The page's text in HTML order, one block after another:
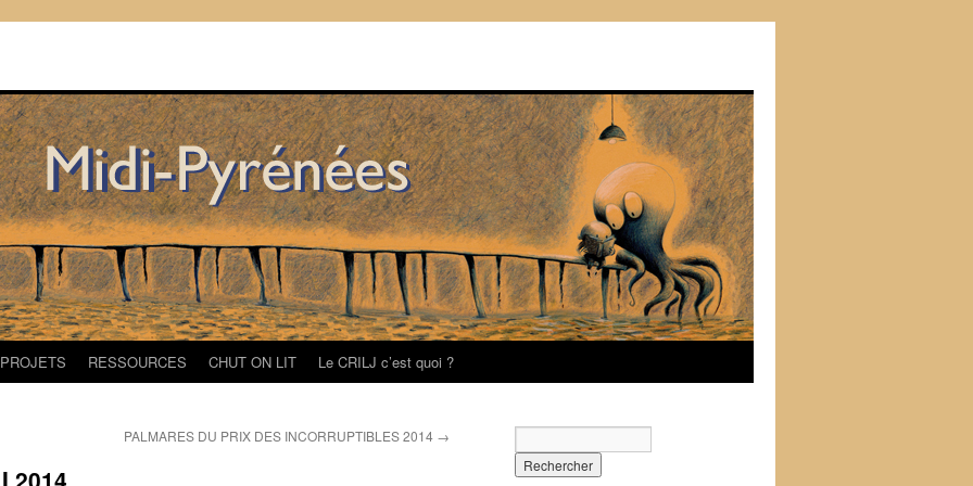
RESSOURCES CHUT ON LIT Le CRILJ c’est quoi ?
PALMARES DU PRIX DES INCORRUPTIBLES 2014 →
2014